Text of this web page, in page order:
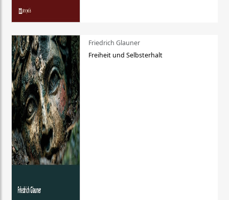
Friedrich Glauner
Freiheit und Selbsterhalt